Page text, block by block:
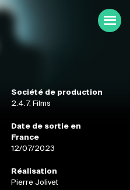
Société de production
2.4.7. Films
Date de sortie en
France
12/07/2023
Réalisation
Pierre Jolivet